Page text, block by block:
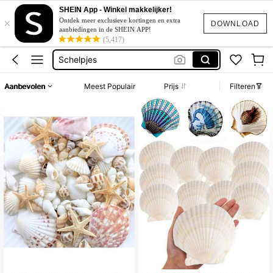
DOWNLOAD
×
SHEIN App - Winkel makkelijker!
Ontdek meer exclusieve kortingen en extra
aanbiedingen in de SHEIN APP!
(5,417)
Schelpen
Schelpen Decoratie
Schelpjes
Grote Schelpen
Aanbevolen Meest Populair Prijs Filteren